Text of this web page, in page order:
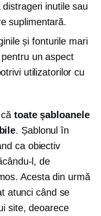
inutile sau
suplimentară.
și fonturile mari
un aspect
utilizatorilor cu
toate șabloanele
. Șablonul în
ca obiectiv
l, de
Acesta din urmă
atunci când se
site, deoarece